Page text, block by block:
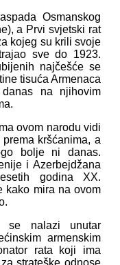
Osmanskog
a Prvi svjetski rat
kojeg su krili svoje
sve do 1923.
najčešće se
tisuća Armenaca
na njihovim
ovom narodu vidi
kršćanima, a
bolje ni danas.
i Azerbejdžana
godina XX.
kako mira na ovom
se nalazi unutar
armenskim
rata koji ima
strateške odnose